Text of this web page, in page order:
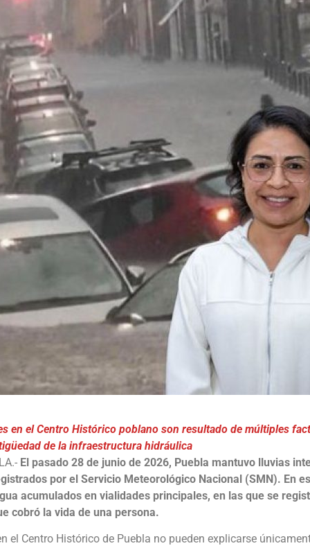
en el Centro Histórico poblano son resultado de múltiples
de la infraestructura hidráulica
El pasado 28 de junio de 2026, Puebla mantuvo lluvias
por el Servicio Meteorológico Nacional (SMN). En
acumulados en vialidades principales, en las que se
cobró la vida de una persona.
el Centro Histórico de Puebla no pueden explicarse